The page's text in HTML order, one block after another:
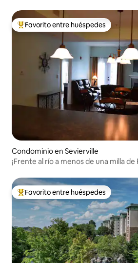
De los mejores en Favorito entre
Favorito entre huéspedes
Condominio en Sevierville
¡Frente al río a menos de una milla
De los mejores en Favorito entre
Favorito entre huéspedes